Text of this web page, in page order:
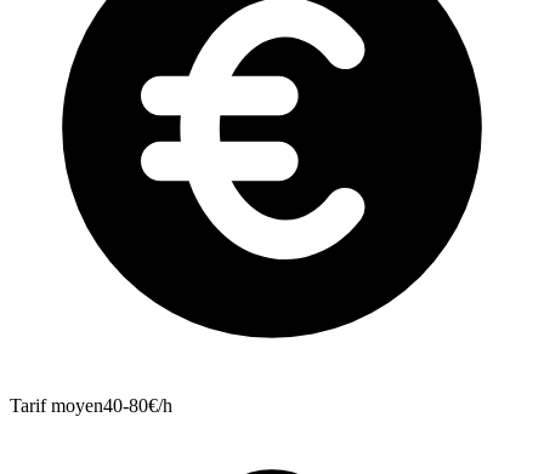
Tarif moyen40-80€/h